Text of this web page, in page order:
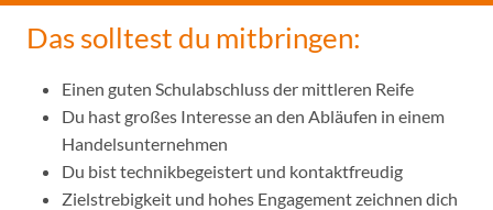
Das solltest du mitbringen:
Einen guten Schulabschluss der mittleren Reife
Du hast großes Interesse an den Abläufen in einem
Handelsunternehmen
Du bist technikbegeistert und kontaktfreudig
Zielstrebigkeit und hohes Engagement zeichnen dich